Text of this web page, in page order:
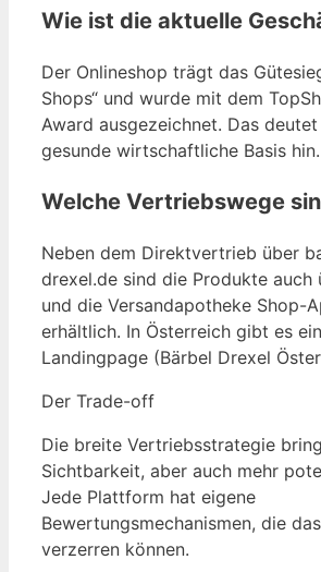
Wie ist die aktuelle
Der Onlineshop trägt das
Shops“ und wurde mit dem
Award ausgezeichnet. Das
gesunde wirtschaftliche Basis hin.
Welche Vertriebswege
Neben dem Direktvertrieb über
drexel.de sind die Produkte auch
und die Versandapotheke Shop-
erhältlich. In Österreich gibt es
Landingpage (Bärbel Drexel
Der Trade-off
Die breite Vertriebsstrategie
Sichtbarkeit, aber auch mehr
Jede Plattform hat eigene
Bewertungsmechanismen, die
verzerren können.